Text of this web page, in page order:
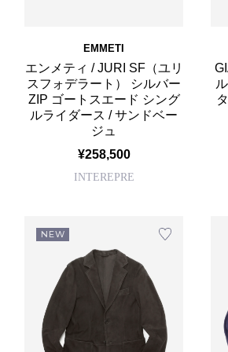
EMMETI
エンメティ / JURI SF（ユリ
スフォデラート） シルバー
ZIP ゴートスエード シング
ルライダース / サンドベー
ジュ
¥258,500
INTEREPRE
NEW